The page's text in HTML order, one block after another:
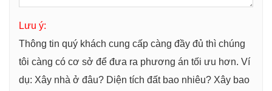
Lưu ý:
Thông tin quý khách cung cấp càng đầy đủ thì chúng
tôi càng có cơ sở để đưa ra phương án tối ưu hơn. Ví
dụ: Xây nhà ở đâu? Diện tích đất bao nhiêu? Xây bao